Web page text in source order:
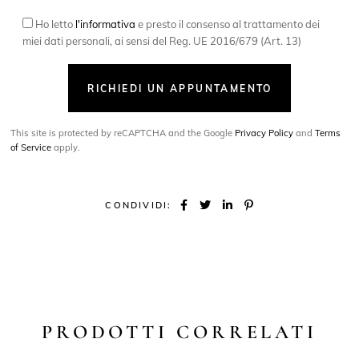
Ho letto l'informativa e presto il consenso al trattamento dei
miei dati personali, ai sensi del Reg. UE 2016/679 (Art. 13)
RICHIEDI UN APPUNTAMENTO
This site is protected by reCAPTCHA and the Google Privacy Policy andTerms
of Service apply.
CONDIVIDI:
PRODOTTI CORRELATI